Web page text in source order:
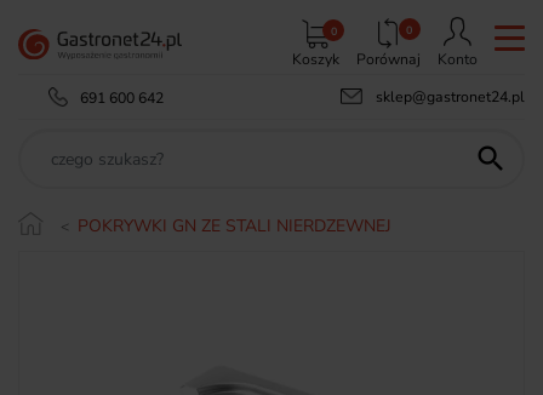
Koszyk
0 0
Porównaj
Konto
691 600 642
sklep@gastronet24.pl

POKRYWKI GN ZE STALI NIERDZEWNEJ